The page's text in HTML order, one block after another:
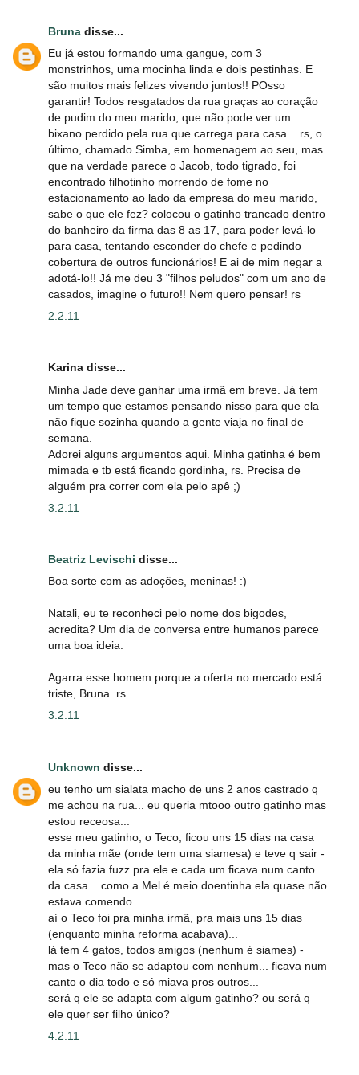
Bruna disse...
Eu já estou formando uma gangue, com 3
monstrinhos, uma mocinha linda e dois pestinhas. E
são muitos mais felizes vivendo juntos!! POsso
garantir! Todos resgatados da rua graças ao coração
de pudim do meu marido, que não pode ver um
bixano perdido pela rua que carrega para casa... rs, o
último, chamado Simba, em homenagem ao seu, mas
que na verdade parece o Jacob, todo tigrado, foi
encontrado filhotinho morrendo de fome no
estacionamento ao lado da empresa do meu marido,
sabe o que ele fez? colocou o gatinho trancado dentro
do banheiro da firma das 8 as 17, para poder levá-lo
para casa, tentando esconder do chefe e pedindo
cobertura de outros funcionários! E ai de mim negar a
adotá-lo!! Já me deu 3 "filhos peludos" com um ano de
casados, imagine o futuro!! Nem quero pensar! rs
2.2.11
Karina disse...
Minha Jade deve ganhar uma irmã em breve. Já tem
um tempo que estamos pensando nisso para que ela
não fique sozinha quando a gente viaja no final de
semana.
Adorei alguns argumentos aqui. Minha gatinha é bem
mimada e tb está ficando gordinha, rs. Precisa de
alguém pra correr com ela pelo apê ;)
3.2.11
Beatriz Levischi disse...
Boa sorte com as adoções, meninas! :)
Natali, eu te reconheci pelo nome dos bigodes,
acredita? Um dia de conversa entre humanos parece
uma boa ideia.
Agarra esse homem porque a oferta no mercado está
triste, Bruna. rs
3.2.11
Unknown disse...
eu tenho um sialata macho de uns 2 anos castrado q
me achou na rua... eu queria mtooo outro gatinho mas
estou receosa...
esse meu gatinho, o Teco, ficou uns 15 dias na casa
da minha mãe (onde tem uma siamesa) e teve q sair -
ela só fazia fuzz pra ele e cada um ficava num canto
da casa... como a Mel é meio doentinha ela quase não
estava comendo...
aí o Teco foi pra minha irmã, pra mais uns 15 dias
(enquanto minha reforma acabava)...
lá tem 4 gatos, todos amigos (nenhum é siames) -
mas o Teco não se adaptou com nenhum... ficava num
canto o dia todo e só miava pros outros...
será q ele se adapta com algum gatinho? ou será q
ele quer ser filho único?
4.2.11